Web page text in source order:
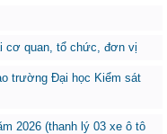
cơ quan, tổ chức, đơn vị
trường Đại học Kiểm sát
2026 (thanh lý 03 xe ô tô